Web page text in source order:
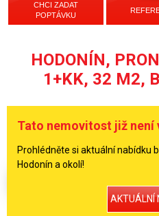
CHCI ZADAT
POPTÁVKU
HODONÍN,
1+KK, 32 M2,
Tato nemovitost již není
Prohlédněte si aktuální nabídku
Hodonín a okolí!
AKTUÁLNÍ